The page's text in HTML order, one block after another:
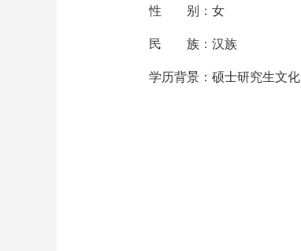
性 别：女
民 族：汉族
学历背景：硕士研究生文化